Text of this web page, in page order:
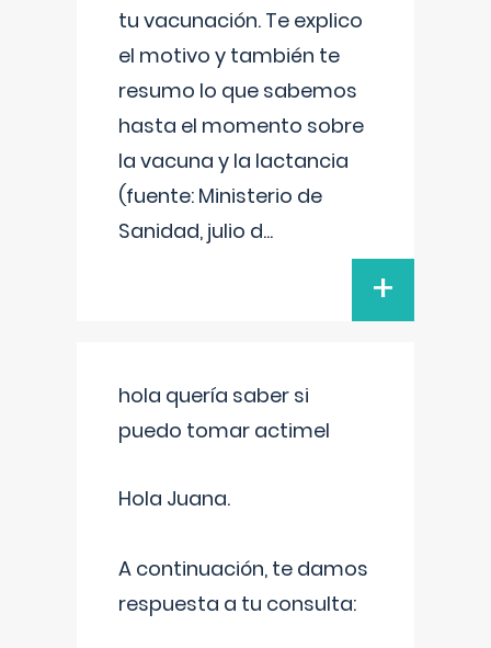
tu vacunación. Te explico
el motivo y también te
resumo lo que sabemos
hasta el momento sobre
la vacuna y la lactancia
(fuente: Ministerio de
Sanidad, julio d...
+
hola quería saber si
puedo tomar actimel
Hola Juana.
A continuación, te damos
respuesta a tu consulta: